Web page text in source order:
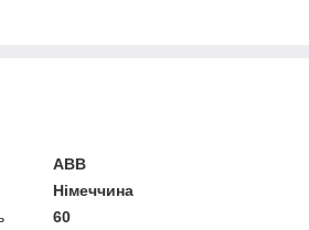
ABB
Німеччина
60